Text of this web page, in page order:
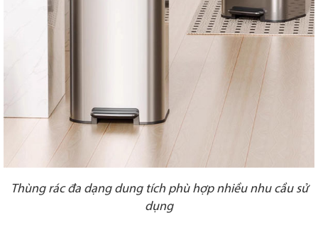
Thùng rác đa dạng dung tích phù hợp nhiều nhu cầu sử
dụng